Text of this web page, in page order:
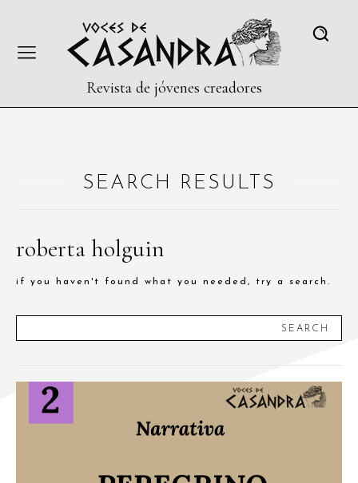
Revista de jóvenes creadores
SEARCH RESULTS
roberta holguin
if you haven't found what you needed, try a search.
SEARCH